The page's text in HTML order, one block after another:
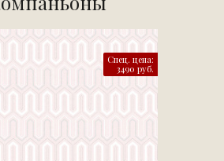
Спец. цена:
3490 руб.